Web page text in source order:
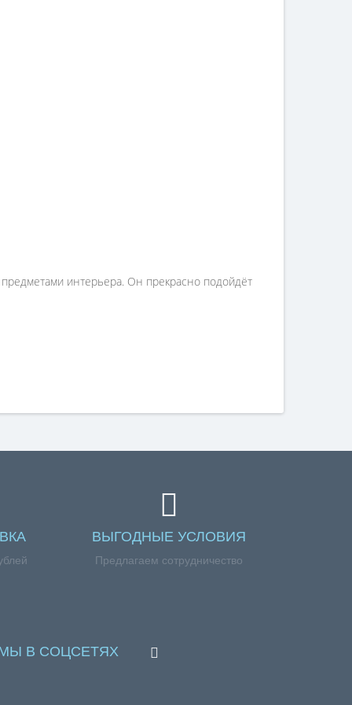
интерьера. Он прекрасно подойдёт
ВЫГОДНЫЕ УСЛОВИЯ
Предлагаем сотрудничество
В СОЦСЕТЯХ